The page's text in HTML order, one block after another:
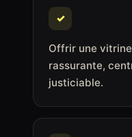
✓
Offrir une
rassurante,
justiciable.